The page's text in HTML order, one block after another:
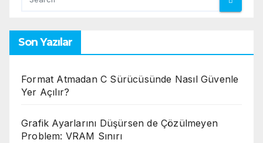
Son Yazılar
Format Atmadan C Sürücüsünde Nasıl Güvenle
Yer Açılır?
Grafik Ayarlarını Düşürsen de Çözülmeyen
Problem: VRAM Sınırı